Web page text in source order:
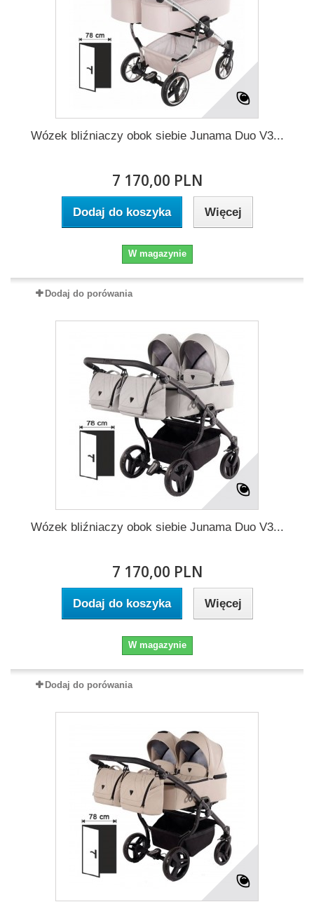
Wózek bliźniaczy obok siebie Junama Duo V3...
7 170,00 PLN
Dodaj do koszyka Więcej
W magazynie
Dodaj do porówania
Wózek bliźniaczy obok siebie Junama Duo V3...
7 170,00 PLN
Dodaj do koszyka Więcej
W magazynie
Dodaj do porówania